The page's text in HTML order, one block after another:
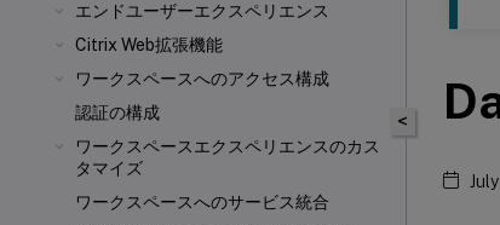
エンドユーザーエクスペリエンス
Citrix Web拡張機能
ワークスペースへのアクセス構成
認証の構成
ワークスペースエクスペリエンスのカス
タマイズ
ワークスペースへのサービス統合
<